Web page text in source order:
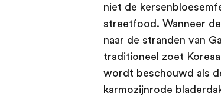
niet de
streetfood. Wanneer
naar de stranden van
traditioneel zoet
wordt beschouwd als
karmozijnrode